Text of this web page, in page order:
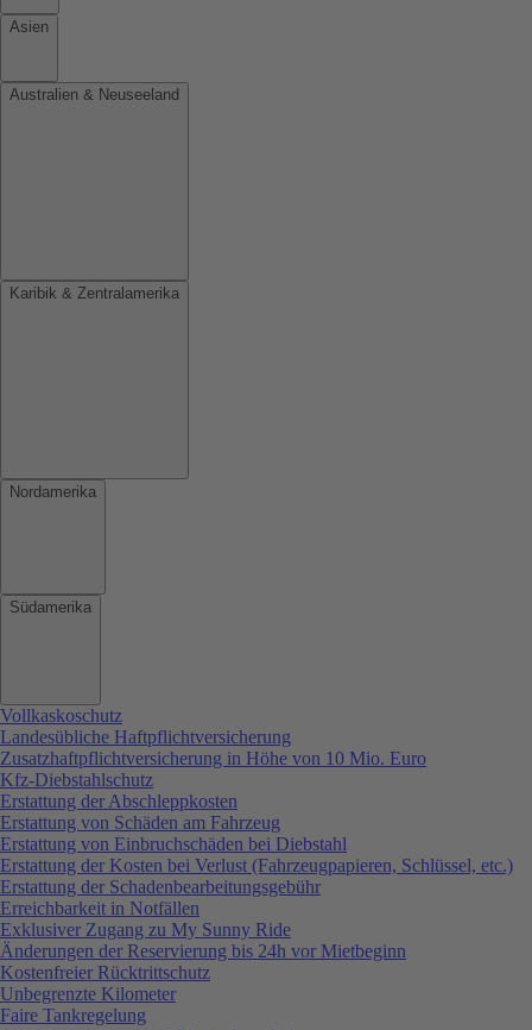
Asien
Australien & Neuseeland
Karibik & Zentralamerika
Nordamerika
Südamerika
Vollkaskoschutz
Landesübliche Haftpflichtversicherung
Zusatzhaftpflichtversicherung in Höhe von 10 Mio. Euro
Kfz-Diebstahlschutz
Erstattung der Abschleppkosten
Erstattung von Schäden am Fahrzeug
Erstattung von Einbruchschäden bei Diebstahl
Erstattung der Kosten bei Verlust (Fahrzeugpapieren, Schlüssel, etc.)
Erstattung der Schadenbearbeitungsgebühr
Erreichbarkeit in Notfällen
Exklusiver Zugang zu My Sunny Ride
Änderungen der Reservierung bis 24h vor Mietbeginn
Kostenfreier Rücktrittschutz
Unbegrenzte Kilometer
Faire Tankregelung